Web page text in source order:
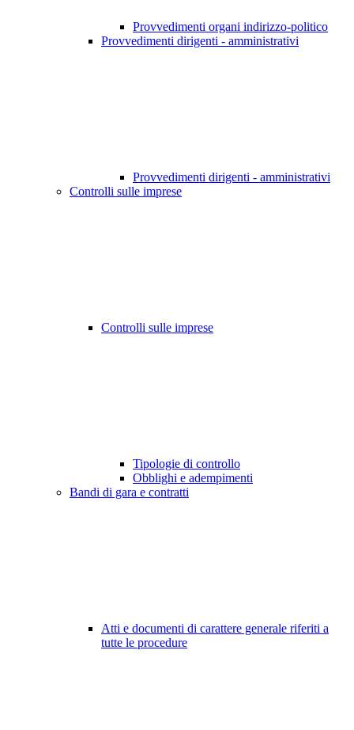
Provvedimenti organi indirizzo-politico
Provvedimenti dirigenti - amministrativi
Provvedimenti dirigenti - amministrativi
Controlli sulle imprese
Controlli sulle imprese
Tipologie di controllo
Obblighi e adempimenti
Bandi di gara e contratti
Atti e documenti di carattere generale riferiti a
tutte le procedure